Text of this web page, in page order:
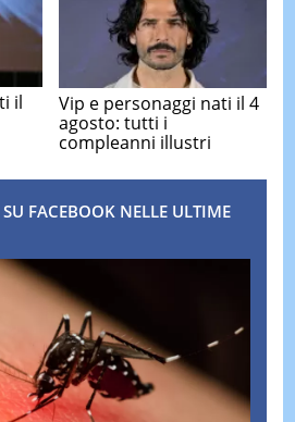
il
Vip e personaggi nati il 4
agosto: tutti i
compleanni illustri
FACEBOOK NELLE ULTIME